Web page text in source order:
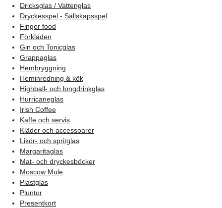
Dricksglas / Vattenglas
Dryckesspel - Sällskapsspel
Finger food
Förkläden
Gin och Tonicglas
Grappaglas
Hembryggning
Heminredning & kök
Highball- och longdrinkglas
Hurricaneglas
Irish Coffee
Kaffe och servis
Kläder och accessoarer
Likör- och spritglas
Margaritaglas
Mat- och dryckesböcker
Moscow Mule
Plastglas
Pluntor
Presentkort